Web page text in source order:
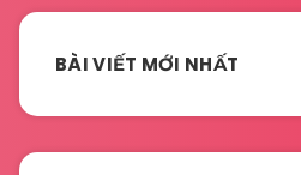
BÀI VIẾT MỚI NHẤT